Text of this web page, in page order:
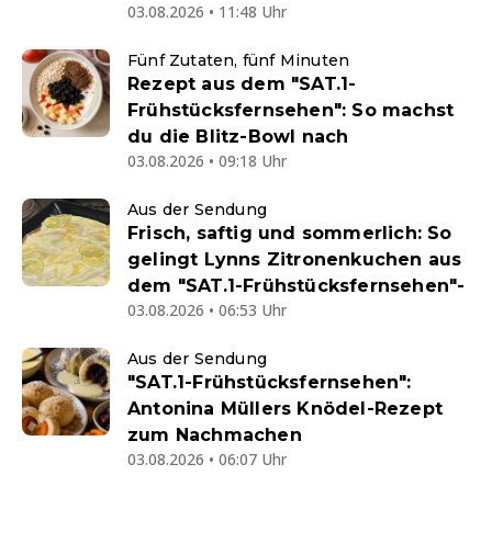
03.08.2026 • 11:48 Uhr
Fünf Zutaten, fünf Minuten
Rezept aus dem "SAT.1-
Frühstücksfernsehen": So machst
du die Blitz-Bowl nach
03.08.2026 • 09:18 Uhr
Aus der Sendung
Frisch, saftig und sommerlich: So
gelingt Lynns Zitronenkuchen aus
dem "SAT.1-Frühstücksfernsehen"-
03.08.2026 • 06:53 Uhr
Aus der Sendung
"SAT.1-Frühstücksfernsehen":
Antonina Müllers Knödel-Rezept
zum Nachmachen
03.08.2026 • 06:07 Uhr